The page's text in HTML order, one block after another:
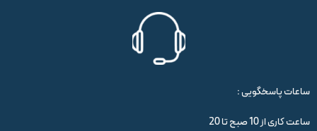
ساعات پاسخگویی :
ساعت کاری از 10 صبح تا 20